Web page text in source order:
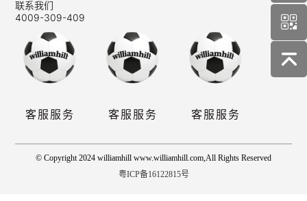
联系我们
4009-309-409
客服服务 客服服务 客服服务
© Copyright 2024 williamhill www.williamhill.com,All Rights Reserved
粤ICP备16122815号